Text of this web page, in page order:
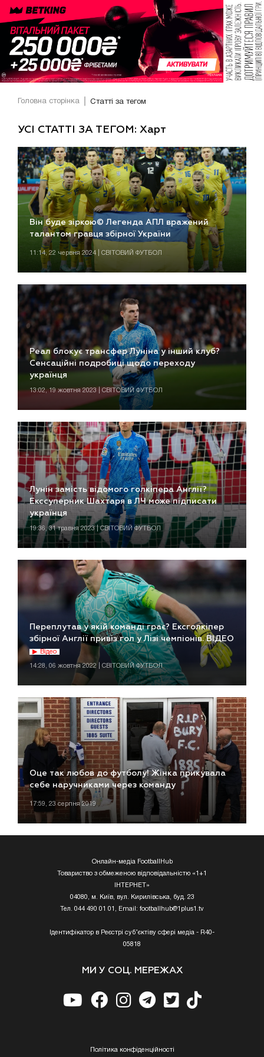
Головна сторінка Статті за тегом
УСІ СТАТТІ ЗА ТЕГОМ: Харт
Він буде зіркою© Легенда АПЛ вражений
талантом гравця збірної України
11:14, 22 червня 2024 | СВІТОВИЙ ФУТБОЛ
Реал блокує трансфер Луніна у інший клуб?
Сенсаційні подробиці щодо переходу
українця
13:02, 19 жовтня 2023 | СВІТОВИЙ ФУТБОЛ
Лунін замість відомого голкіпера Англії?
Екссуперник Шахтаря в ЛЧ може підписати
українця
19:36, 31 травня 2023 | СВІТОВИЙ ФУТБОЛ
Переплутав у якій команді грає? Ексголкіпер
збірної Англії привіз гол у Лізі чемпіонів. ВІДЕО
Відео
14:28, 06 жовтня 2022 | СВІТОВИЙ ФУТБОЛ
Оце так любов до футболу! Жінка прикувала
себе наручниками через команду
17:59, 23 серпня 2019
Онлайн-медіа FootballHub
Товариство з обмеженою відповідальністю «1+1
ІНТЕРНЕТ»
04080, м. Київ, вул. Кирилівська, буд. 23
Тел. 044 490 01 01, Email: footballhub@1plus1.tv
Ідентифікатор в Реєстрі суб’єктіву сфері медіа - R40-
05818
МИ У СОЦ. МЕРЕЖАХ
Полiтика конфiденцiйностi